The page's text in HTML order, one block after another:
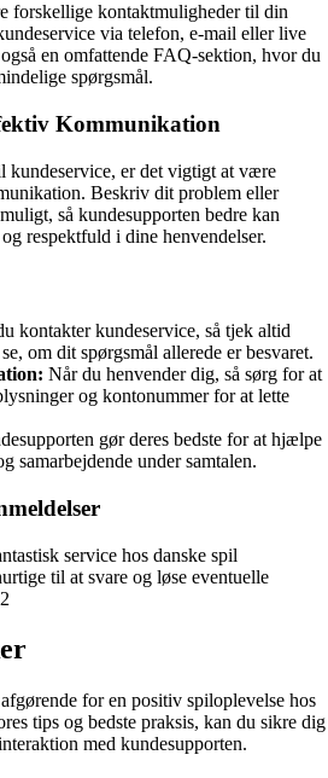
forskellige kontaktmuligheder til din
via telefon, e-mail eller live
en omfattende FAQ-sektion, hvor du
spørgsmål.
Kommunikation
kundeservice, er det vigtigt at være
Beskriv dit problem eller
så kundesupporten bedre kan
respektfuld i dine henvendelser.
kontakter kundeservice, så tjek altid
om dit spørgsmål allerede er besvaret.
Når du henvender dig, så sørg for at
og kontonummer for at lette
gør deres bedste for at hjælpe
samarbejdende under samtalen.
service hos danske spil
til at svare og løse eventuelle
for en positiv spiloplevelse hos
tips og bedste praksis, kan du sikre dig
med kundesupporten.